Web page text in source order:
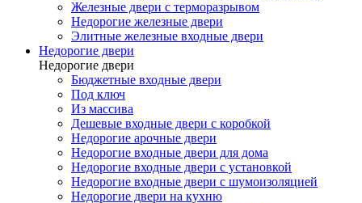
Железные двери с терморазрывом
Недорогие железные двери
Элитные железные входные двери
Недорогие двери
Недорогие двери
Бюджетные входные двери
Под ключ
Из массива
Дешевые входные двери с коробкой
Недорогие арочные двери
Недорогие входные двери для дома
Недорогие входные двери с установкой
Недорогие входные двери с шумоизоляцией
Недорогие двери на кухню